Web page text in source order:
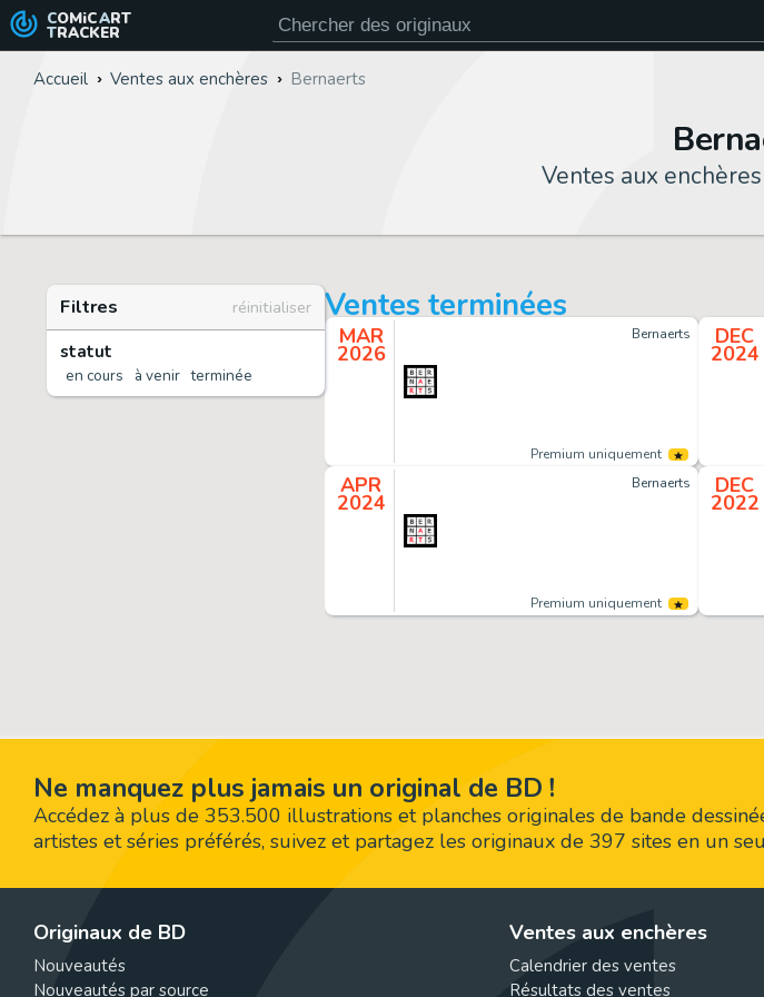
COMiC ART
TRACKER
Accueil Ventes aux enchères Bernaerts
Ventes aux
Filtres
réinitialiser
statut
en cours à venir terminée
Ventes terminées
MAR
2026
Bernaerts
Premium uniquement
DEC
2024
APR
2024
Bernaerts
Premium uniquement
DEC
2022
Ne manquez plus jamais un original de BD !
Accédez à plus de 353.500 illustrations et planches originales de bande
artistes et séries préférés, suivez et partagez les originaux de 397 sites en un
Originaux de BD
Nouveautés
Nouveautés par source
Ventes aux enchères
Calendrier des ventes
Résultats des ventes